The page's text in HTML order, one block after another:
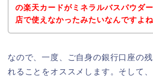
の楽天カードがミネラルバスパウダ
店で使えなかったみたいなんですよね
なので、一度、ご自身の銀行口座の
れることをオススメします。そして